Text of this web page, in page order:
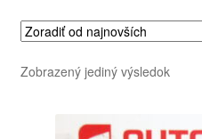
Reklamace
Reklamačný poriadok
Zobrazený jediný výsledok